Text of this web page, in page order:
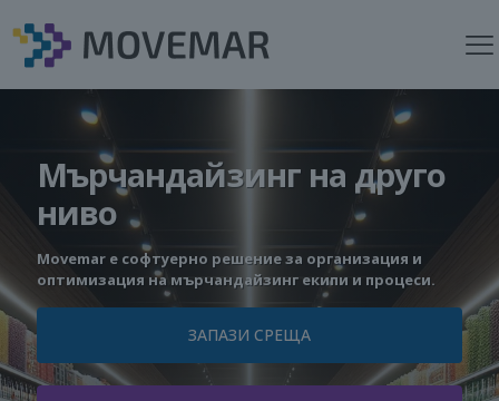
Мърчандайзинг на друго
ниво
Movemar е софтуерно решение за организация и
оптимизация на мърчандайзинг екипи и процеси.
ЗАПАЗИ СРЕЩА